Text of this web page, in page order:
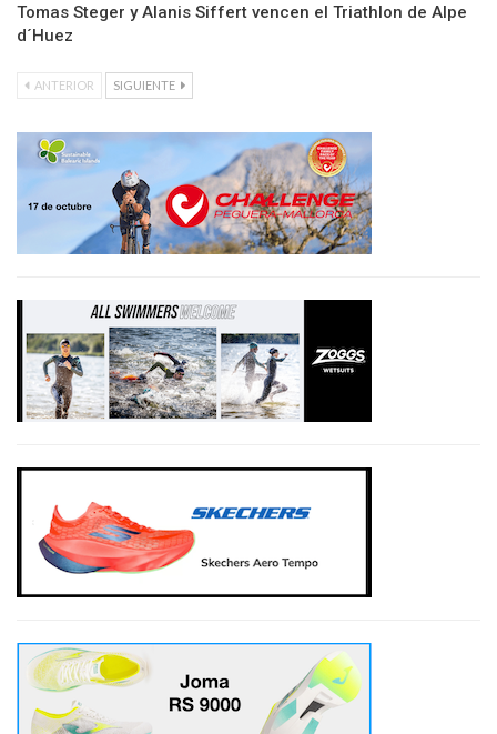
Tomas Steger y Alanis Siffert vencen el Triathlon de Alpe
d´Huez
ANTERIOR SIGUIENTE